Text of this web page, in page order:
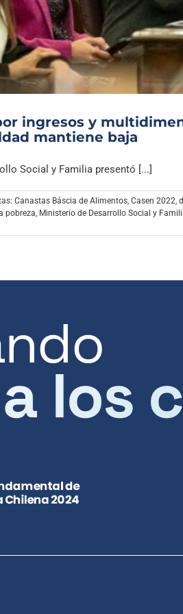
ingresos y
mantiene baja
Social y Familia presentó [...]
Canastas Báscia de Alimentos Casen 2022
pobreza Ministerio de Desarrollo Social y
los